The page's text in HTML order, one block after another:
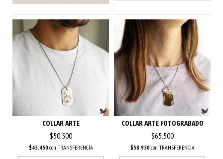
COLLAR ARTE
$50.500
$45.450con TRANSFERENCIA
COLLAR ARTE FOTOGRABADO
$65.500
$58.950con TRANSFERENCIA